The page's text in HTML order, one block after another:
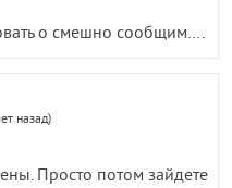
о смешно сообщим….
назад)
Просто потом зайдете